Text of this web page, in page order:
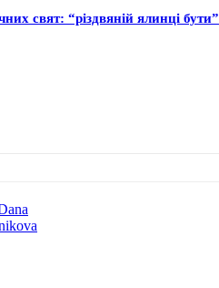
свят: “різдвяній ялинці бути”